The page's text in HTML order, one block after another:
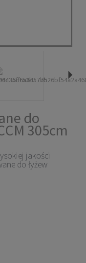
do
305cm
jakości
do łyżew